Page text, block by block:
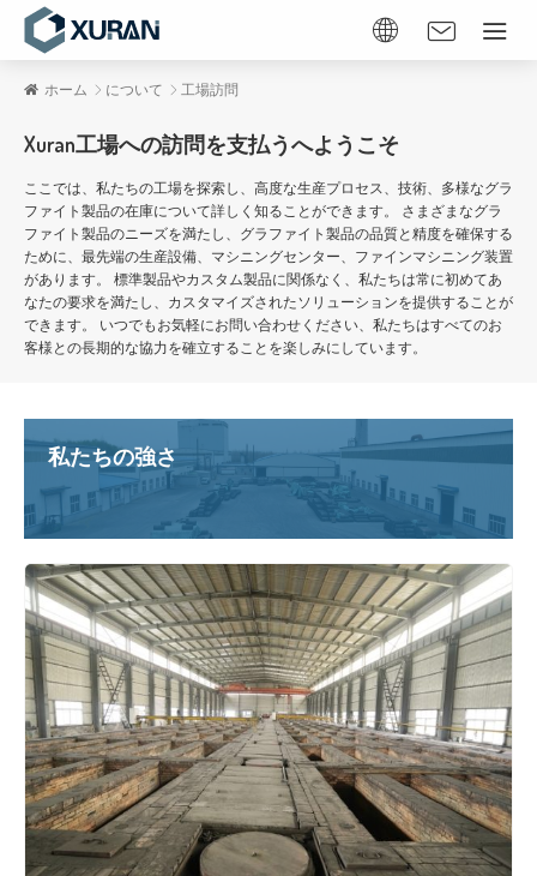
ホーム について 工場訪問
Xuran工場への訪問を支払うへようこそ
ここでは、私たちの工場を探索し、高度な生産プロセス、技術、多様なグラ
ファイト製品の在庫について詳しく知ることができます。 さまざまなグラ
ファイト製品のニーズを満たし、グラファイト製品の品質と精度を確保する
ために、最先端の生産設備、マシニングセンター、ファインマシニング装置
があります。 標準製品やカスタム製品に関係なく、私たちは常に初めてあ
なたの要求を満たし、カスタマイズされたソリューションを提供することが
できます。 いつでもお気軽にお問い合わせください、私たちはすべてのお
客様との長期的な協力を確立することを楽しみにしています。
私たちの強さ